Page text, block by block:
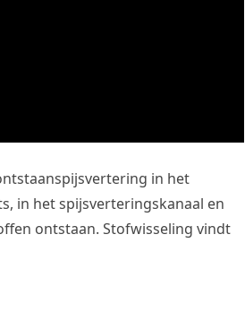
in het
in het spijsverteringskanaal en
ontstaan. Stofwisseling vindt